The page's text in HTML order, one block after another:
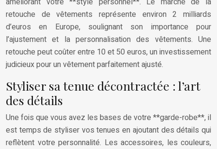
retouche de vêtements représente environ 2 milliards
d’euros en Europe, soulignant son importance pour
l’ajustement et la personnalisation des vêtements. Une
retouche peut coûter entre 10 et 50 euros, un investissement
judicieux pour un vêtement parfaitement ajusté.
Styliser sa tenue décontractée : l’art
des détails
Une fois que vous avez les bases de votre **garde-robe**, il
est temps de styliser vos tenues en ajoutant des détails qui
reflètent votre personnalité. Les accessoires, les couleurs,